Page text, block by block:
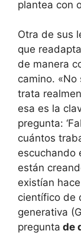
plantea con
Otra de sus
que
de manera
camino.
trata
esa es la
pregunta:
cuántos
escuchando
están
existían
científico de
generativa
pregunta de